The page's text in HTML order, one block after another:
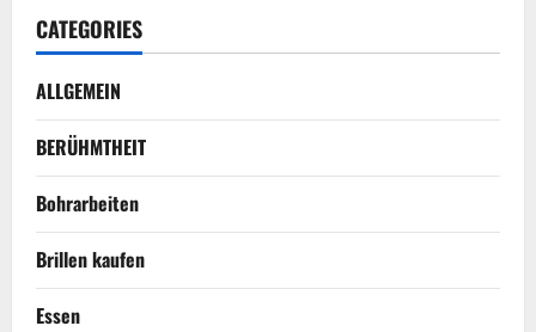
CATEGORIES
ALLGEMEIN
BERÜHMTHEIT
Bohrarbeiten
Brillen kaufen
Essen